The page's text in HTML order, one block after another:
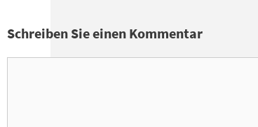
Schreiben Sie einen Kommentar